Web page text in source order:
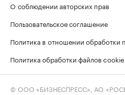
О соблюдении авторских прав
Пользовательское соглашение
Политика в отношении обработки
Политика обработки файлов cookie
© ООО «БИЗНЕСПРЕСС», АО